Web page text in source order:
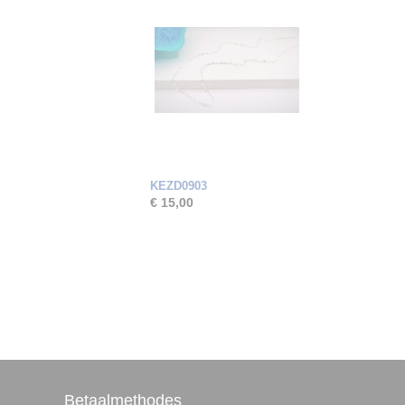
KEZD0903
€ 15,00
Betaalmethodes